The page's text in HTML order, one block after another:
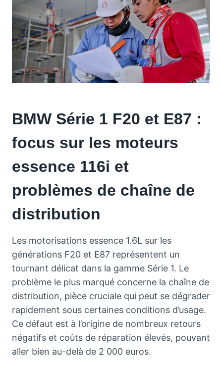
BMW Série 1 F20 et E87 :
focus sur les moteurs
essence 116i et
problèmes de chaîne de
distribution
Les motorisations essence 1.6L sur les
générations F20 et E87 représentent un
tournant délicat dans la gamme Série 1. Le
problème le plus marqué concerne la chaîne de
distribution, pièce cruciale qui peut se dégrader
rapidement sous certaines conditions d’usage.
Ce défaut est à l’origine de nombreux retours
négatifs et coûts de réparation élevés, pouvant
aller bien au-delà de 2 000 euros.